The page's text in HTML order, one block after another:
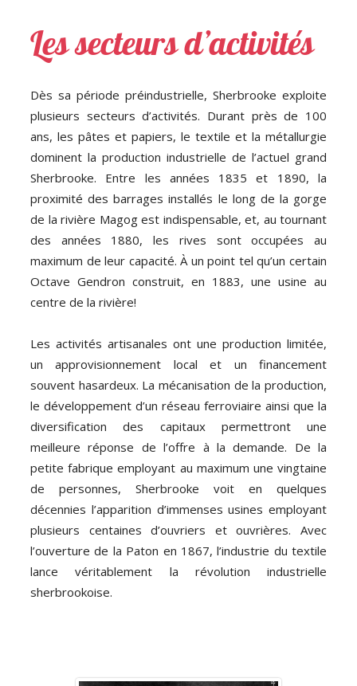
Les secteurs d’activités
Dès sa période préindustrielle, Sherbrooke exploite
plusieurs secteurs d’activités. Durant près de 100
ans, les pâtes et papiers, le textile et la métallurgie
dominent la production industrielle de l’actuel grand
Sherbrooke. Entre les années 1835 et 1890, la
proximité des barrages installés le long de la gorge
de la rivière Magog est indispensable, et, au tournant
des années 1880, les rives sont occupées au
maximum de leur capacité. À un point tel qu’un certain
Octave Gendron construit, en 1883, une usine au
centre de la rivière!
Les activités artisanales ont une production limitée,
un approvisionnement local et un financement
souvent hasardeux. La mécanisation de la production,
le développement d’un réseau ferroviaire ainsi que la
diversification des capitaux permettront une
meilleure réponse de l’offre à la demande. De la
petite fabrique employant au maximum une vingtaine
de personnes, Sherbrooke voit en quelques
décennies l’apparition d’immenses usines employant
plusieurs centaines d’ouvriers et ouvrières. Avec
l’ouverture de la Paton en 1867, l’industrie du textile
lance véritablement la révolution industrielle
sherbrookoise.